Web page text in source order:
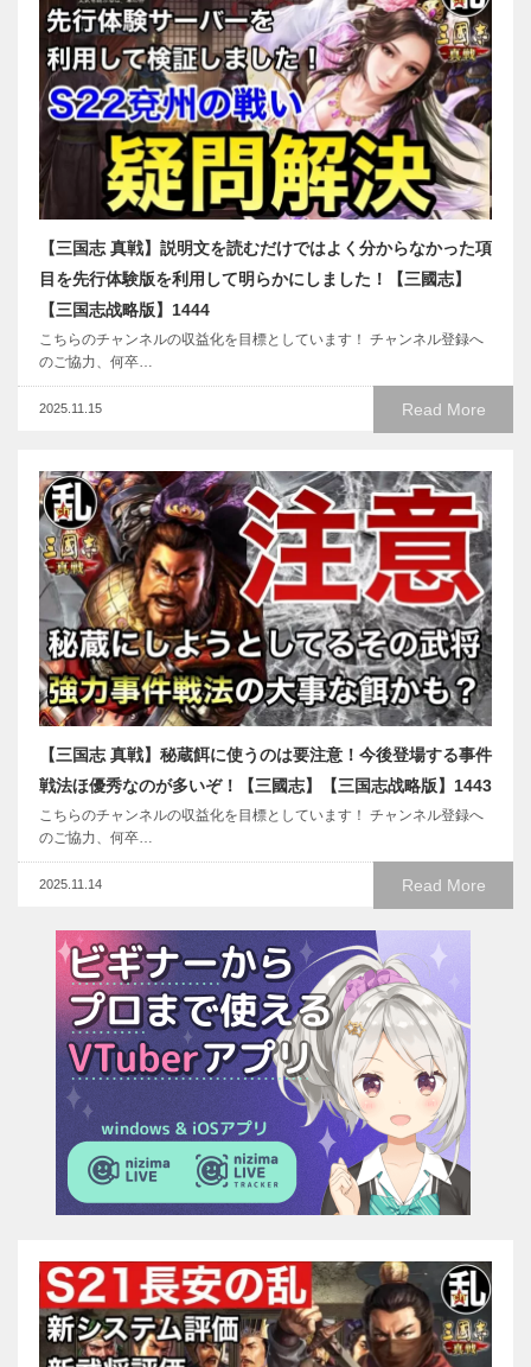
【三国志 真戦】説明文を読むだけではよく分からなかった項
目を先行体験版を利用して明らかにしました！【三國志】
【三国志战略版】1444
こちらのチャンネルの収益化を目標としています！ チャンネル登録へ
のご協力、何卒…
Read More
2025.11.15
【三国志 真戦】秘蔵餌に使うのは要注意！今後登場する事件
戦法ほ優秀なのが多いぞ！【三國志】【三国志战略版】1443
こちらのチャンネルの収益化を目標としています！ チャンネル登録へ
のご協力、何卒…
Read More
2025.11.14